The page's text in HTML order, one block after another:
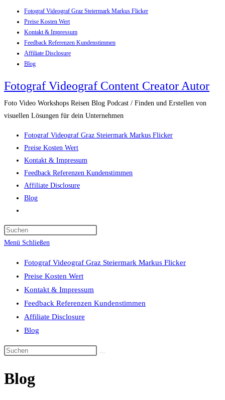
Inhalt
springen
Fotograf Videograf Graz Steiermark Markus Flicker
Preise Kosten Wert
Kontakt & Impressum
Feedback Referenzen Kundenstimmen
Affiliate Disclosure
Blog
Fotograf Videograf Content Creator Autor
Foto Video Workshops Reisen Blog Podcast / Finden und Erstellen von
visuellen Lösungen für dein Unternehmen
Fotograf Videograf Graz Steiermark Markus Flicker
Preise Kosten Wert
Kontakt & Impressum
Feedback Referenzen Kundenstimmen
Affiliate Disclosure
Blog
umschalten
close
panel.
Menü Schließen
Fotograf Videograf Graz Steiermark Markus Flicker
Preise Kosten Wert
Kontakt & Impressum
Feedback Referenzen Kundenstimmen
Affiliate Disclosure
Blog
Diese
durchsuchen
Blog